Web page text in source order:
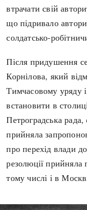
втрачати свій
що підривало
солдатсько-
Після придушення
Корнілова, який
Тимчасовому уряду
встановити в
Петроградська
прийняла
про перехід влади
резолюції прийняла
тому числі і в